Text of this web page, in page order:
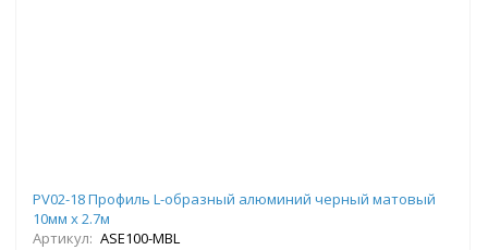
PV02-18 Профиль L-образный алюминий черный матовый
10мм х 2.7м
Артикул: ASE100-MBL